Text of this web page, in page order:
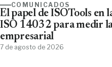
COMUNICADOS
El papel de ISOTools en
ISO 14032 para medir
empresarial
7 de agosto de 2026